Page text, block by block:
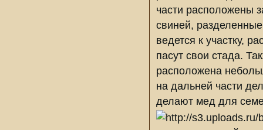
части расположены
свиней,
ведется к участку,
пасут свои стада.
расположена
на дальней части
делают мед для